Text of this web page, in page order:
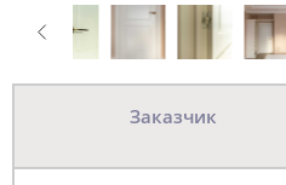
Заказчик